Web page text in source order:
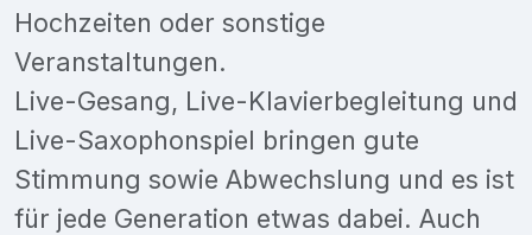
Hochzeiten oder sonstige
Veranstaltungen.
Live-Gesang, Live-Klavierbegleitung und
Live-Saxophonspiel bringen gute
Stimmung sowie Abwechslung und es ist
für jede Generation etwas dabei. Auch